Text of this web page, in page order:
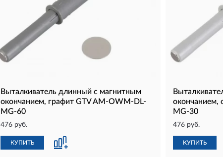
Выталкиватель длинный с магнитным
окончанием, графит GTV AM-OWM-DL-
MG-60
476 руб.
КУПИТЬ
окончанием,
MG-30
476 руб.
КУПИТЬ